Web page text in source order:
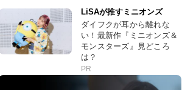
LiSAが推すミニオンズ
ダイフクが耳から離れな
い！最新作『ミニオンズ＆
モンスターズ』見どころ
は？
PR